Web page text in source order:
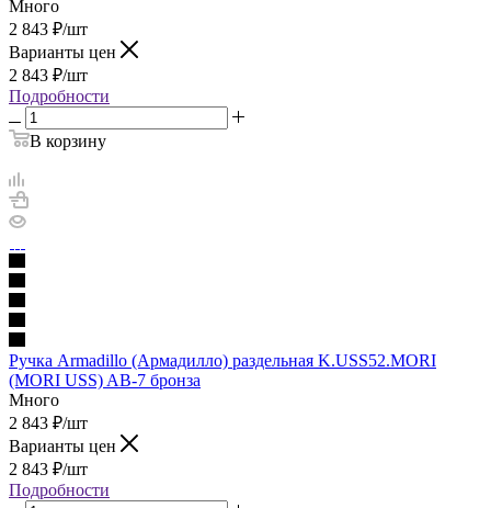
Много
2 843 ₽/шт
Варианты цен
2 843 ₽/шт
Подробности
В корзину
Ручка Armadillo (Армадилло) раздельная K.USS52.MORI
(MORI USS) AB-7 бронза
Много
2 843 ₽/шт
Варианты цен
2 843 ₽/шт
Подробности